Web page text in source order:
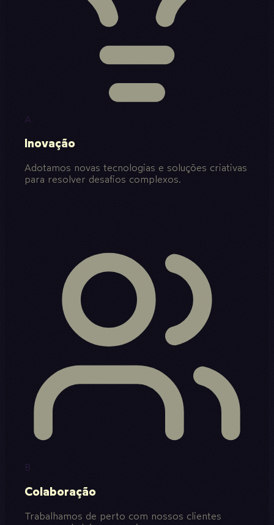
A
Inovação
Adotamos novas tecnologias e soluções criativas
para resolver desafios complexos.
B
Colaboração
Trabalhamos de perto com nossos clientes